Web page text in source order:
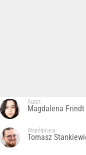
Autor:
Magdalena Frindt
Współpraca:
Tomasz